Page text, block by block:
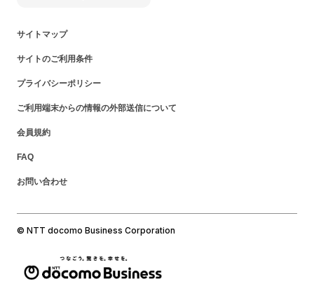
サイトマップ
サイトのご利用条件
プライバシーポリシー
ご利用端末からの情報の外部送信について
会員規約
FAQ
お問い合わせ
© NTT docomo Business Corporation